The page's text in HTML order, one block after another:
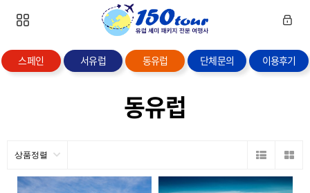
스페인 서유럽 동유럽 단체문의 이용후기
동유럽
상품정렬